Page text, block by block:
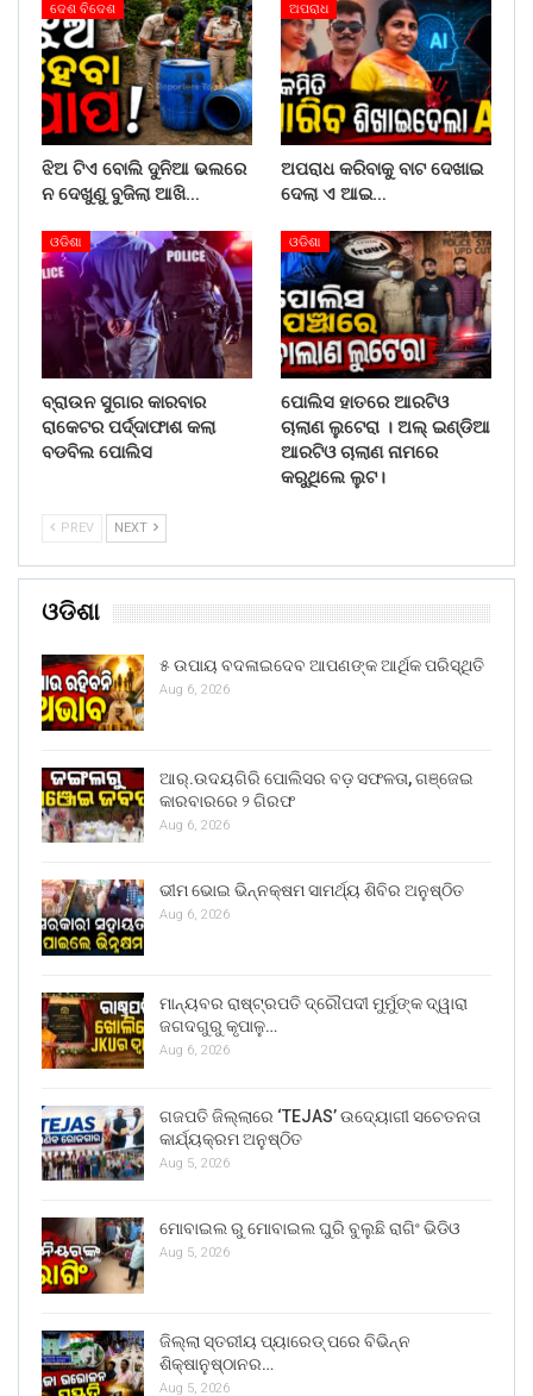
ଦେଶ ବିଦେଶ
ଝିଅ ଟିଏ ବୋଲି ଦୁନିଆ ଭଲରେ
ନ ଦେଖୁଣୁ ବୁଜିଲା ଆଖି…
ଅପରାଧ
ଅପରାଧ କରିବାକୁ ବାଟ ଦେଖାଇ
ଦେଲା ଏ ଆଇ…
ଓଡିଶା
ବ୍ରାଉନ ସୁଗାର କାରବାର
ରାକେଟର ପର୍ଦ୍ଦାଫାଶ କଲା
ବଡବିଲ ପୋଲିସ
ଓଡିଶା
ପୋଲିସ ହାତରେ ଆରଟିଓ
ଚାଲାଣ ଲୁଟେରା । ଅଲ୍ ଇଣ୍ଡିଆ
ଆରଟିଓ ଚାଲାଣ ନାମରେ
କରୁଥିଲେ ଲୁଟ।
PREV NEXT
ଓଡିଶା
୫ ଉପାୟ ବଦଳାଇଦେବ ଆପଣଙ୍କ ଆର୍ଥିକ ପରିସ୍ଥିତି
Aug 6, 2026
ଆର୍.ଉଦୟଗିରି ପୋଲିସର ବଡ଼ ସଫଳତା, ଗଞ୍ଜେଇ
କାରବାରରେ ୨ ଗିରଫ
Aug 6, 2026
ଭୀମ ଭୋଇ ଭିନ୍ନକ୍ଷମ ସାମର୍ଥ୍ୟ ଶିବିର ଅନୁଷ୍ଠିତ
Aug 6, 2026
ମାନ୍ୟବର ରାଷ୍ଟ୍ରପତି ଦ୍ରୌପଦୀ ମୁର୍ମୁଙ୍କ ଦ୍ୱାରା
ଜଗଦଗୁରୁ କୃପାଳୁ…
Aug 6, 2026
ଗଜପତି ଜିଲ୍ଲାରେ ‘TEJAS’ ଉଦ୍ୟୋଗୀ ସଚେତନତା
କାର୍ଯ୍ୟକ୍ରମ ଅନୁଷ୍ଠିତ
Aug 5, 2026
ମୋବାଇଲ ରୁ ମୋବାଇଲ ଘୁରି ବୁଲୁଛି ରାଗିଂ ଭିଡିଓ
Aug 5, 2026
ଜିଲ୍ଲା ସ୍ତରୀୟ ପ୍ୟାରେଡ୍ ପରେ ବିଭିନ୍ନ
ଶିକ୍ଷାନୁଷ୍ଠାନର…
Aug 5, 2026